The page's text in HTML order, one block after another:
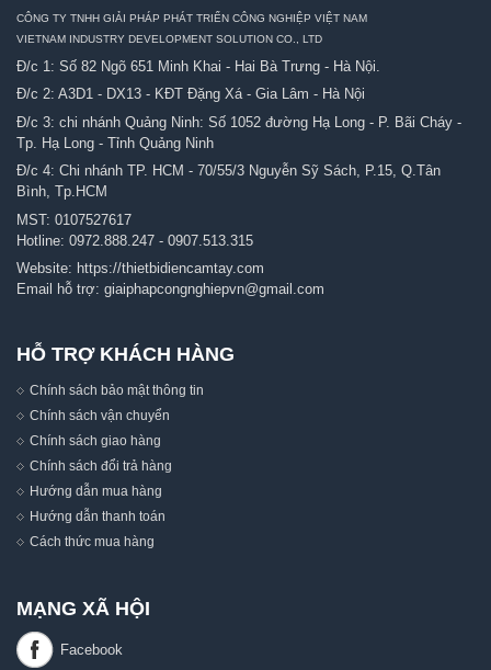
CÔNG TY TNHH GIẢI PHÁP PHÁT TRIỂN CÔNG NGHIỆP VIỆT NAM
VIETNAM INDUSTRY DEVELOPMENT SOLUTION CO., LTD
Đ/c 1: Số 82 Ngõ 651 Minh Khai - Hai Bà Trưng - Hà Nội.
Đ/c 2: A3D1 - DX13 - KĐT Đặng Xá - Gia Lâm - Hà Nội
Đ/c 3: chi nhánh Quảng Ninh: Số 1052 đường Hạ Long - P. Bãi Cháy -
Tp. Hạ Long - Tỉnh Quảng Ninh
Đ/c 4: Chi nhánh TP. HCM - 70/55/3 Nguyễn Sỹ Sách, P.15, Q.Tân
Bình, Tp.HCM
MST: 0107527617
Hotline: 0972.888.247 - 0907.513.315
Website: https://thietbidiencamtay.com
Email hỗ trợ: giaiphapcongnghiepvn@gmail.com
HỖ TRỢ KHÁCH HÀNG
Chính sách bảo mật thông tin
Chính sách vận chuyển
Chính sách giao hàng
Chính sách đổi trả hàng
Hướng dẫn mua hàng
Hướng dẫn thanh toán
Cách thức mua hàng
MẠNG XÃ HỘI